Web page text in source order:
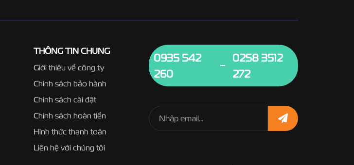
THÔNG TIN CHUNG
Giới thiệu về công ty
Chính sách bảo hành
Chính sách cài đặt
Chính sách hoàn tiền
Hình thức thanh toán
Liên hệ với chúng tôi
0935 542
260
0258 3512
272